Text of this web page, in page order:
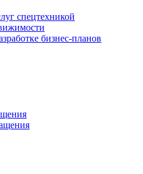
спецтехникой
бизнес-планов